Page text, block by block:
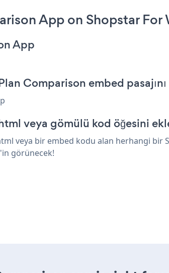
App on Shopstar For
App
Comparison embed
veya gömülü kod öğesini
veya bir embed kodu alan herhangi bir
görünecek!